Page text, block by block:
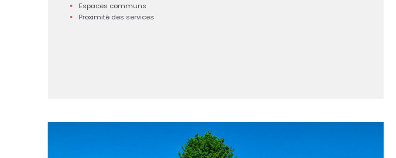
Espaces communs
Proximité des services